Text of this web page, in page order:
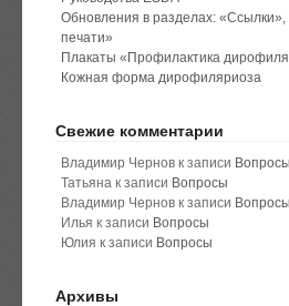
Обновления в разделах:
печати»
Плакаты «Профилактика
Кожная форма дирофиляриоза
Свежие комментарии
Владимир Чернов к записи Вопросы
Татьяна к записи Вопросы
Владимир Чернов к записи Вопросы
Илья к записи Вопросы
Юлия к записи Вопросы
Архивы